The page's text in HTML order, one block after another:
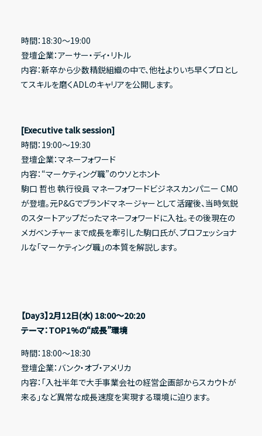
時間：18:30〜19:00
登壇企業：アーサー・ディ・リトル
内容：新卒から少数精鋭組織の中で、他社よりいち早くプロとし
てスキルを磨くADLのキャリアを公開します。
[Executive talk session]
時間：19:00〜19:30
登壇企業：マネーフォワード
内容：“マーケティング職”のウソとホント
駒口 哲也 執行役員 マネーフォワードビジネスカンパニー CMO
が登壇。元P&Gでブランドマネージャーとして活躍後、当時気鋭
のスタートアップだったマネーフォワードに入社。その後現在の
メガベンチャーまで成長を牽引した駒口氏が、プロフェッショナ
ルな「マーケティング職」の本質を解説します。
【Day3】2月12日(水) 18:00〜20:20
テーマ：TOP1%の“成長”環境
時間：18:00〜18:30
登壇企業：バンク・オブ・アメリカ
内容：「入社半年で大手事業会社の経営企画部からスカウトが
来る」など異常な成長速度を実現する環境に迫ります。